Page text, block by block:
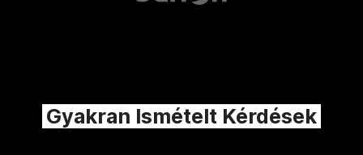
Gyakran Ismételt Kérdések